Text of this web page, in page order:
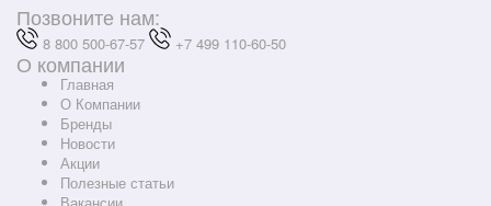
Позвоните нам:
8 800 500-67-57 +7 499 110-60-50
О компании
Главная
О Компании
Бренды
Новости
Акции
Полезные статьи
Вакансии